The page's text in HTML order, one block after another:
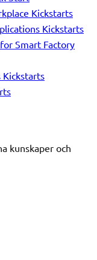
Kickstarts
Kickstarts
Smart Factory
Kickstarts
kunskaper och